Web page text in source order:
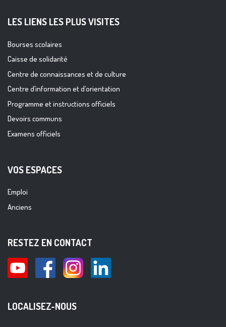
LES LIENS LES PLUS VISITES
Bourses scolaires
Caisse de solidarité
Centre de connaissances et de culture
Centre d’information et d’orientation
Programme et instructions officiels
Devoirs communs
Examens officiels
VOS ESPACES
Emploi
Anciens
RESTEZ EN CONTACT
LOCALISEZ-NOUS